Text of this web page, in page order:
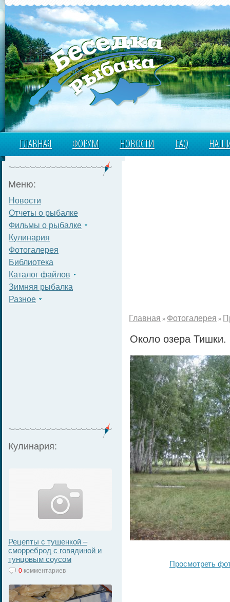
ГЛАВНАЯ ФОРУМ НОВОСТИ FAQ
Меню:
Новости
Отчеты о рыбалке
Фильмы о рыбалке
Кулинария
Фотогалерея
Библиотека
Каталог файлов
Зимняя рыбалка
Разное
Кулинария:
Рецепты с тушенкой –
сморреброд с говядиной и
тунцовым соусом
0 комментариев
Главная » Фотогалерея »
Около озера
Просмотреть